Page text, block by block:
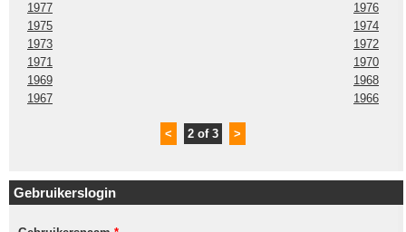
1977
1976
1975
1974
1973
1972
1971
1970
1969
1968
1967
1966
< 2 of 3 >
Gebruikerslogin